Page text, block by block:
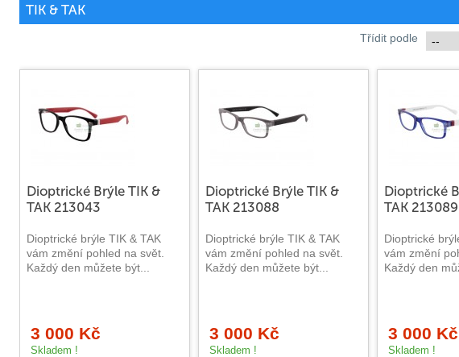
TIK & TAK
Třídit podle
Dioptrické Brýle TIK &
TAK 213043
Dioptrické brýle TIK & TAK
vám změní pohled na svět.
Každý den můžete být...
3 000 Kč
Skladem !
Dioptrické Brýle TIK &
TAK 213088
Dioptrické brýle TIK & TAK
vám změní pohled na svět.
Každý den můžete být...
3 000 Kč
Skladem !
Dioptrické
TAK 213089
Dioptrické
vám změní
Každý den
3 000 Kč
Skladem !